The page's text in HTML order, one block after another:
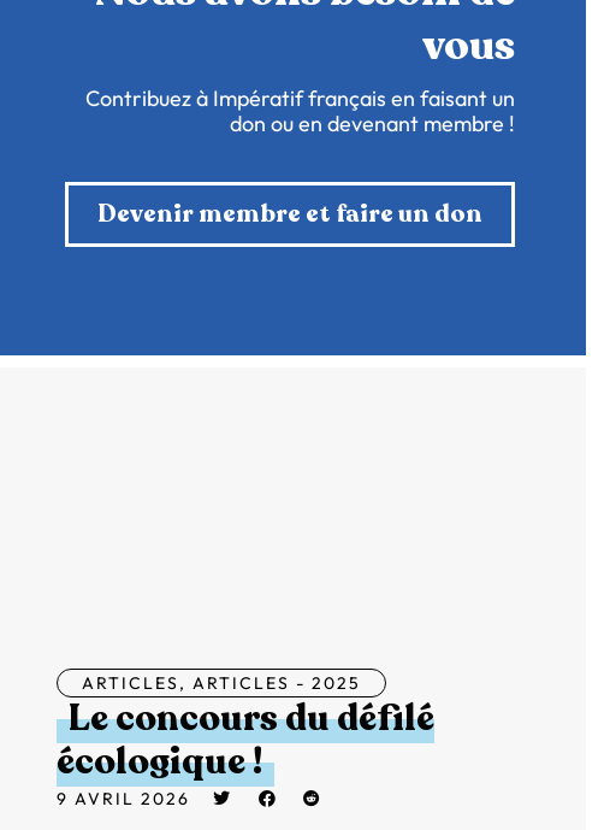
vous
Contribuez à Impératif français en faisant un
don ou en devenant membre !
Devenir membre et faire un don
ARTICLES, ARTICLES - 2025
Le concours du défilé
écologique !
9 AVRIL 2026